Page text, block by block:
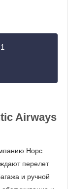
1
Airways
Норс
перелет
и ручной